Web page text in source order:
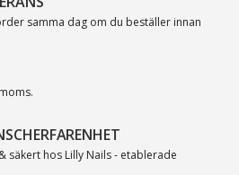
samma dag om du beställer innan
säkert hos Lilly Nails - etablerade